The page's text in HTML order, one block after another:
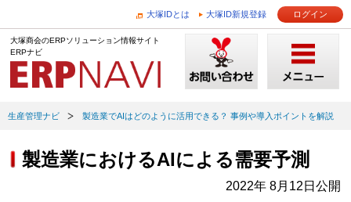
大塚IDとは 大塚ID新規登録 ログイン
大塚商会のERPソリューション情報サイト
ERPナビ
生産管理ナビ 製造業でAIはどのように活用できる？ 事例や導入ポイントを解説
製造業におけるAIによる需要予測
2022年 8月12日公開